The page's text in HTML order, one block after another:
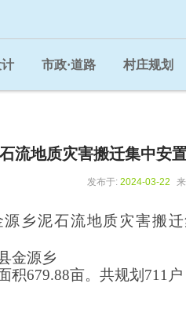
市政·道路 村庄规划
流地质灾害搬迁集中安
发布于: 2024-03-22
源乡泥石流地质灾害搬
金源乡
积679.88亩。 共规划 711